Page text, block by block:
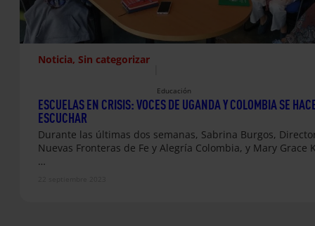
Noticia, Sin categorizar
Educación
ESCUELAS EN CRISIS: VOCES DE UGANDA Y COLOMBIA SE
ESCUCHAR
Durante las últimas dos semanas, Sabrina Burgos,
Nuevas Fronteras de Fe y Alegría Colombia, y Mary Grace
…